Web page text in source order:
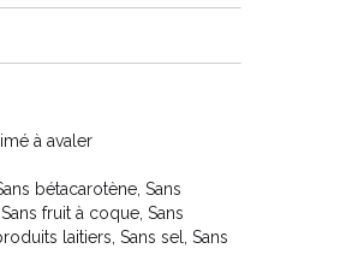
à avaler
bétacarotène, Sans
fruit à coque, Sans
laitiers, Sans sel, Sans